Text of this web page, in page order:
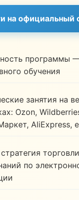
на официальный
программы
обучения
занятия на
Ozon,
AliExpress,
по